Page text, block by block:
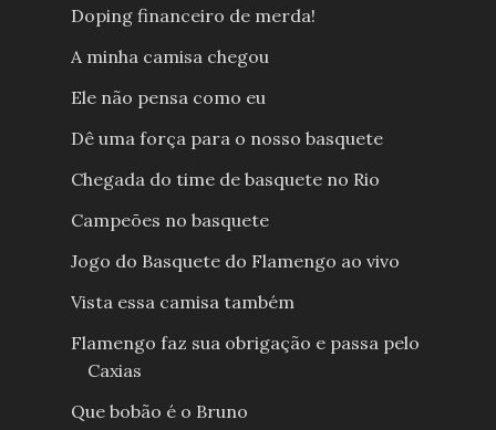
Doping financeiro de merda!
A minha camisa chegou
Ele não pensa como eu
Dê uma força para o nosso basquete
Chegada do time de basquete no Rio
Campeões no basquete
Jogo do Basquete do Flamengo ao vivo
Vista essa camisa também
Flamengo faz sua obrigação e passa pelo
Caxias
Que bobão é o Bruno